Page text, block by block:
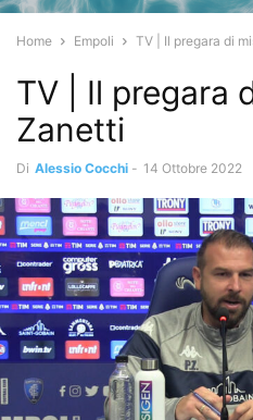
Home Empoli TV | Il pregara di
TV | Il pregara
Zanetti
Di Alessio Cocchi - 14 Ottobre 2022